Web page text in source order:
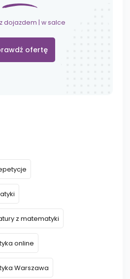
dojazdem | w salce
ofertę
z matematyki
online
Warszawa